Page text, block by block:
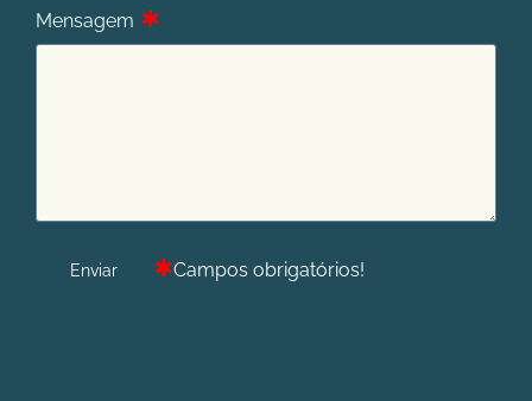
Mensagem ∗
∗Campos obrigatórios!